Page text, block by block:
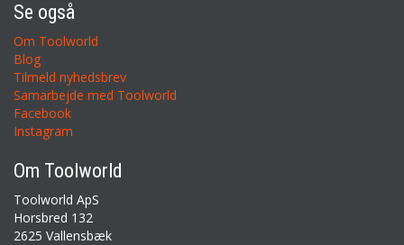
Se også
Om Toolworld
Blog
Tilmeld nyhedsbrev
Samarbejde med Toolworld
Facebook
Instagram
Om Toolworld
Toolworld ApS
Horsbred 132
2625 Vallensbæk